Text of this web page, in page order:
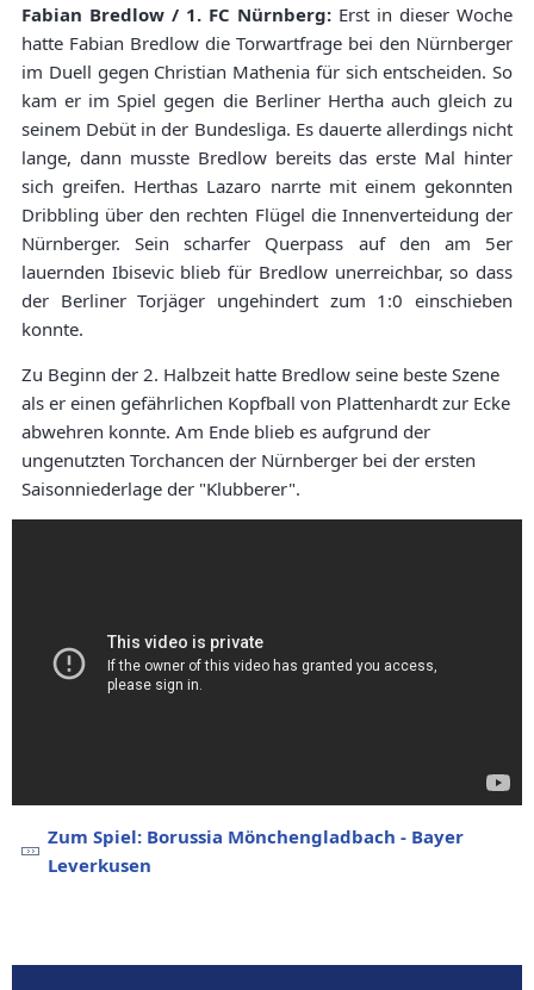
Fabian Bredlow / 1. FC Nürnberg: Erst in dieser Woche
hatte Fabian Bredlow die Torwartfrage bei den Nürnberger
im Duell gegen Christian Mathenia für sich entscheiden. So
kam er im Spiel gegen die Berliner Hertha auch gleich zu
seinem Debüt in der Bundesliga. Es dauerte allerdings nicht
lange, dann musste Bredlow bereits das erste Mal hinter
sich greifen. Herthas Lazaro narrte mit einem gekonnten
Dribbling über den rechten Flügel die Innenverteidung der
Nürnberger. Sein scharfer Querpass auf den am 5er
lauernden Ibisevic blieb für Bredlow unerreichbar, so dass
der Berliner Torjäger ungehindert zum 1:0 einschieben
konnte.
Zu Beginn der 2. Halbzeit hatte Bredlow seine beste Szene
als er einen gefährlichen Kopfball von Plattenhardt zur Ecke
abwehren konnte. Am Ende blieb es aufgrund der
ungenutzten Torchancen der Nürnberger bei der ersten
Saisonniederlage der "Klubberer".
Zum Spiel: Borussia Mönchengladbach - Bayer
Leverkusen